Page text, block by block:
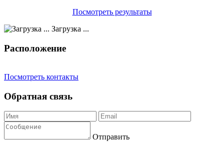
Посмотреть результаты
Загрузка ...
Расположение
Посмотреть контакты
Обратная связь
Отправить